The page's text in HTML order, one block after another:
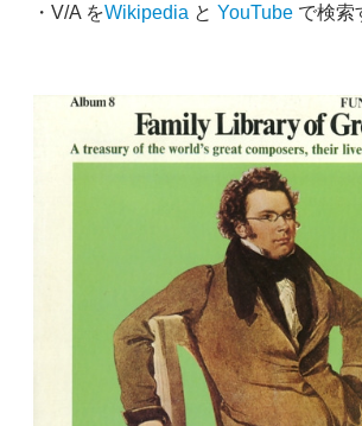
・V/A をWikipedia と YouTubeで検索